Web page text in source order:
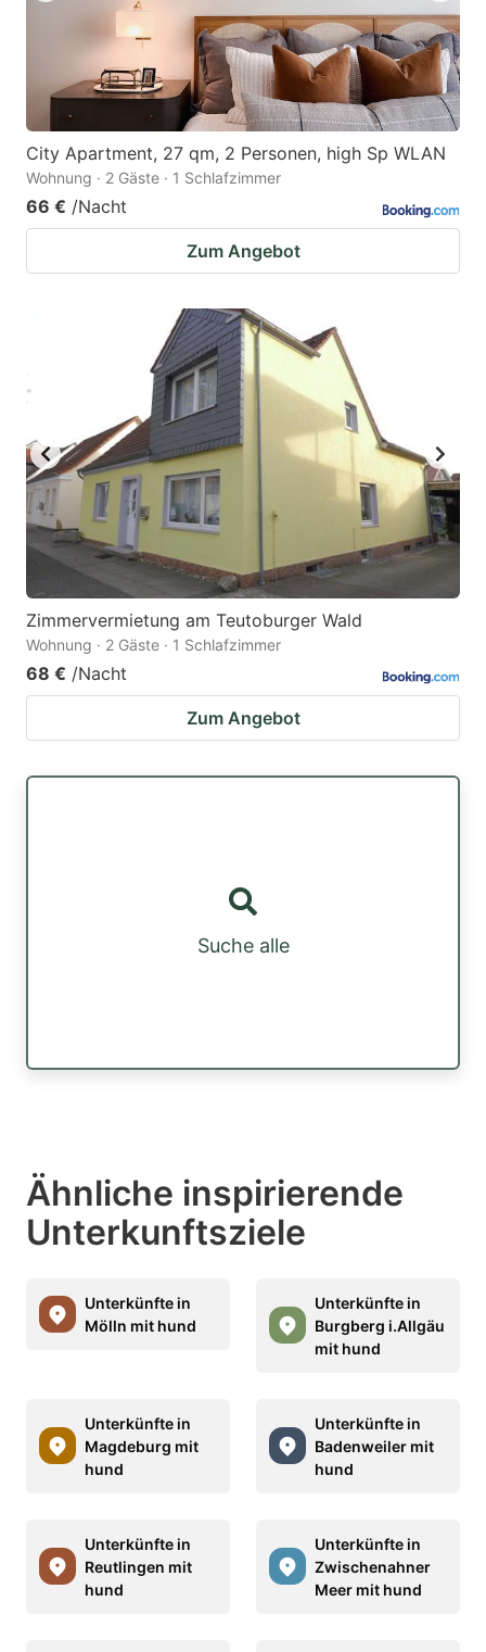
City Apartment, 27 qm, 2 Personen, high Sp WLAN
Wohnung · 2 Gäste · 1 Schlafzimmer
66 € /Nacht
Zum Angebot
Zimmervermietung am Teutoburger Wald
Wohnung · 2 Gäste · 1 Schlafzimmer
68 € /Nacht
Zum Angebot
Suche alle
Ähnliche inspirierende
Unterkunftsziele
Unterkünfte in
Mölln mit hund
Unterkünfte in
Burgberg i.Allgäu
mit hund
Unterkünfte in
Magdeburg mit
hund
Unterkünfte in
Badenweiler mit
hund
Unterkünfte in
Reutlingen mit
hund
Unterkünfte in
Zwischenahner
Meer mit hund